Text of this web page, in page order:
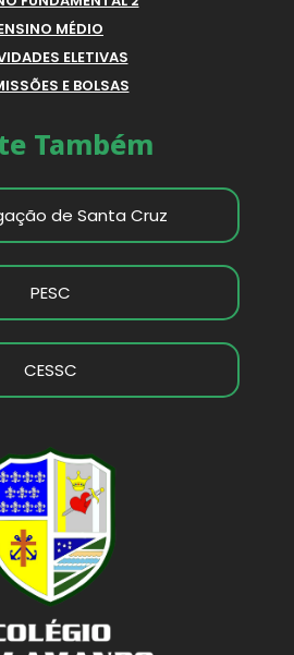
MÉDIO
ELETIVAS
E BOLSAS
Também
de Santa Cruz
PESC
CESSC